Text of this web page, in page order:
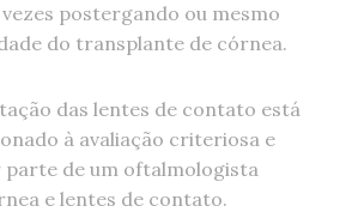
postergando ou mesmo
do transplante de córnea.
das lentes de contato está
à avaliação criteriosa e
parte de um oftalmologista
e lentes de contato.